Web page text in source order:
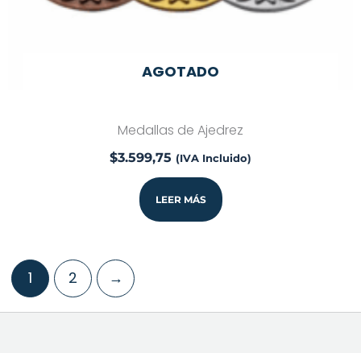
AGOTADO
Medallas de Ajedrez
$3.599,75 (IVA Incluido)
LEER MÁS
1 2 →